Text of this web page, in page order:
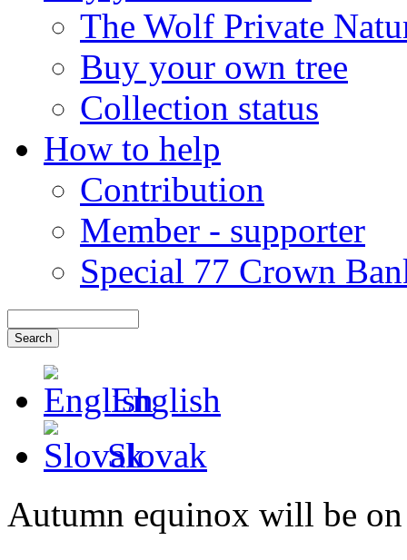
The Wolf Private
Buy your own tree
Collection status
How to help
Contribution
Member - supporter
Special 77 Crown
English
Slovak
Autumn equinox will be